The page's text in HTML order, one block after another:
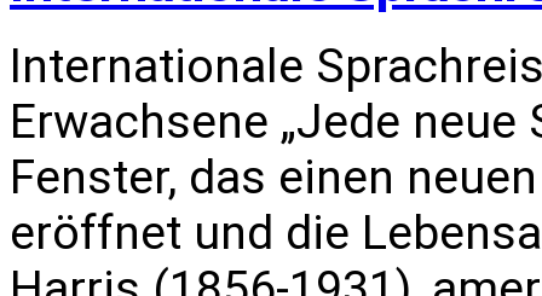
Internationale
Erwachsene „Jede
Fenster, das einen
eröffnet und die